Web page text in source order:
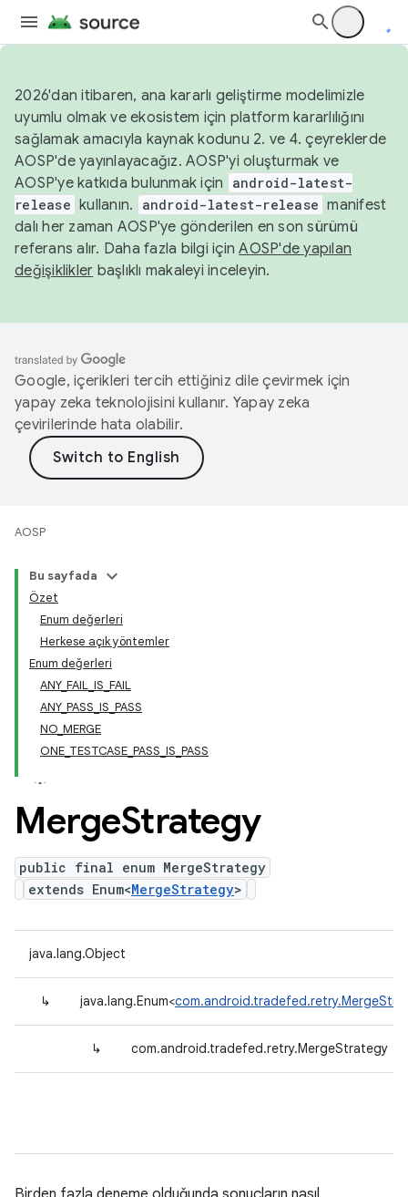
2026'dan itibaren, ana kararlı geliştirme modelimizle
uyumlu olmak ve ekosistem için platform kararlılığını
sağlamak amacıyla kaynak kodunu 2. ve 4. çeyreklerde
AOSP'de yayınlayacağız. AOSP'yi oluşturmak ve
AOSP'ye katkıda bulunmak için
android-latest-
release kullanın. android-latest-release manifest
dalı her zaman AOSP'ye gönderilen en son sürümü
referans alır. Daha fazla bilgi içinAOSP'de yapılan
değişiklikler başlıklı makaleyi inceleyin.
Google, içerikleri tercih ettiğiniz dile çevirmek için
yapay zeka teknolojisini kullanır. Yapay zeka
çevirilerinde hata olabilir.
AOSP
Bu sayfada
Özet
Enum değerleri
Herkese açık yöntemler
Enum değerleri
ANY_FAIL_IS_FAIL
ANY_PASS_IS_PASS
NO_MERGE
ONE_TESTCASE_PASS_IS_PASS
MergeStrategy
public final enum MergeStrategy
extends Enum<MergeStrategy>
java.lang.Object
↳ java.lang.Enum<
↳ com.android.tradefed.retry.MergeStrategy